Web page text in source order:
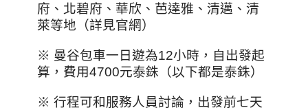
府、北碧府、華欣、芭達雅、清邁、清
萊等地（詳見官網）
※ 曼谷包車一日遊為12小時，自出發起
算，費用4700元泰銖（以下都是泰銖）
※ 行程可和服務人員討論，出發前七天